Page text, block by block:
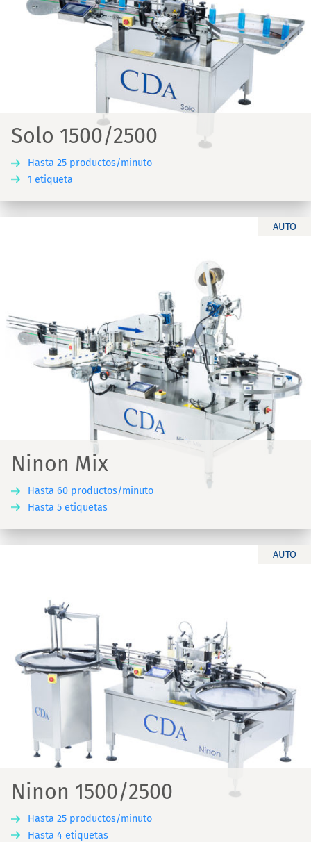
Solo 1500/2500
Hasta 25 productos/minuto
1 etiqueta
AUTO
Ninon Mix
Hasta 60 productos/minuto
Hasta 5 etiquetas
AUTO
Ninon 1500/2500
Hasta 25 productos/minuto
Hasta 4 etiquetas